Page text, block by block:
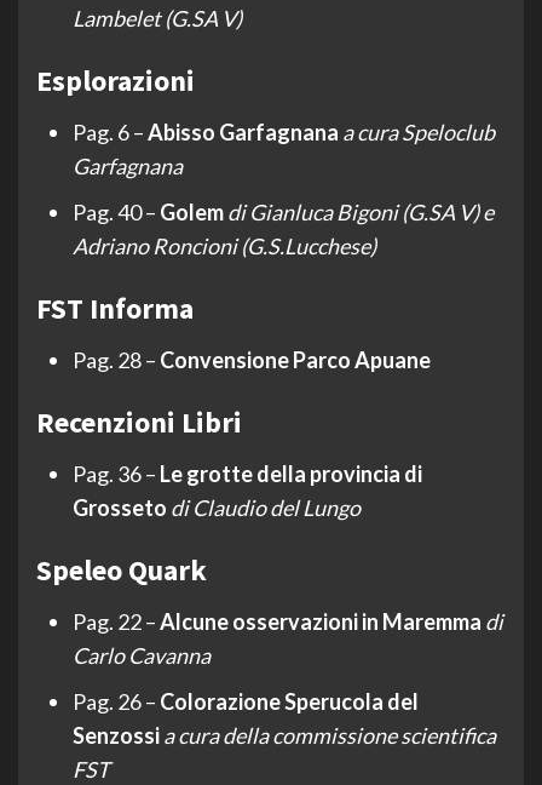
Lambelet (G.SA V)
Esplorazioni
Pag. 6 –Abisso Garfagnana a cura Speloclub
Garfagnana
Pag. 40 – Golemdi Gianluca Bigoni (G.SA V) e
Adriano Roncioni (G.S.Lucchese)
FST Informa
Pag. 28 – Convensione Parco Apuane
Recenzioni Libri
Pag. 36 – Le grotte della provincia di
Grosseto di Claudio del Lungo
Speleo Quark
Pag. 22 –Alcune osservazioni in Maremma di
Carlo Cavanna
Pag. 26 – Colorazione Sperucola del
Senzossia cura della commissione scientifica
FST